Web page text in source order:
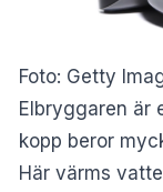
Foto: Getty
Elbryggaren är
kopp beror
Här värms